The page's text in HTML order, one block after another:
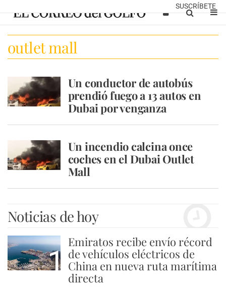
SUSCRÍBETE
outlet mall
Un conductor de autobús
prendió fuego a 13 autos en
Dubai por venganza
Un incendio calcina once
coches en el Dubai Outlet
Mall
Noticias de hoy
1
Emiratos recibe envío récord
de vehículos eléctricos de
China en nueva ruta marítima
directa